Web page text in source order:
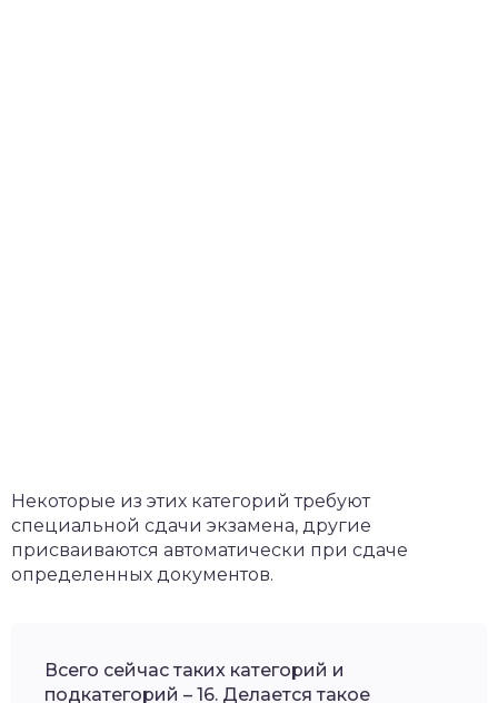
Некоторые из этих категорий требуют
специальной сдачи экзамена, другие
присваиваются автоматически при сдаче
определенных документов.
Всего сейчас таких категорий и
подкатегорий – 16. Делается такое